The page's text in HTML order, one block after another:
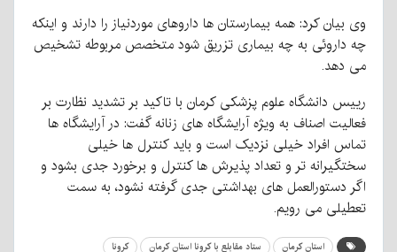
وی بیان کرد: همه بیمارستان ها داروهای موردنیاز را دارند و اینکه
چه داروئی به چه بیماری تزریق شود متخصص مربوطه تشخیص
می دهد.
رییس دانشگاه علوم پزشکی کرمان با تاکید بر تشدید نظارت بر
فعالیت اصناف به ویژه آرایشگاه های زنانه گفت: در آرایشگاه ها
تماس افراد خیلی نزدیک است و باید کنترل ها خیلی
سختگیرانه تر و تعداد پذیرش ها کنترل و برخورد جدی بشود و
اگر دستورالعمل های بهداشتی جدی گرفته نشود، به سمت
تعطیلی می رویم.
استان کرمان ستاد مقابلع با کرونا استان کرمان کرونا